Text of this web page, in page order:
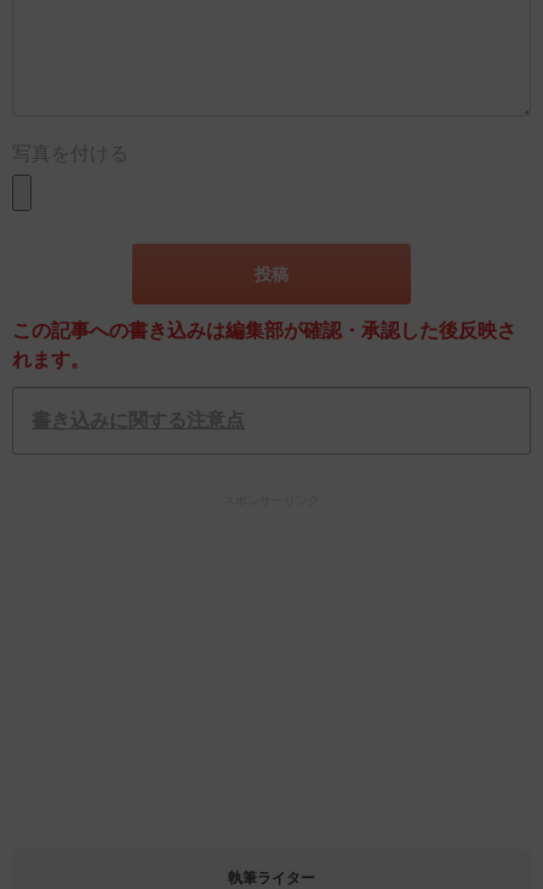
写真を付ける
この記事への書き込みは編集部が確認・承認した後反映さ
れます。
書き込みに関する注意点
執筆ライター